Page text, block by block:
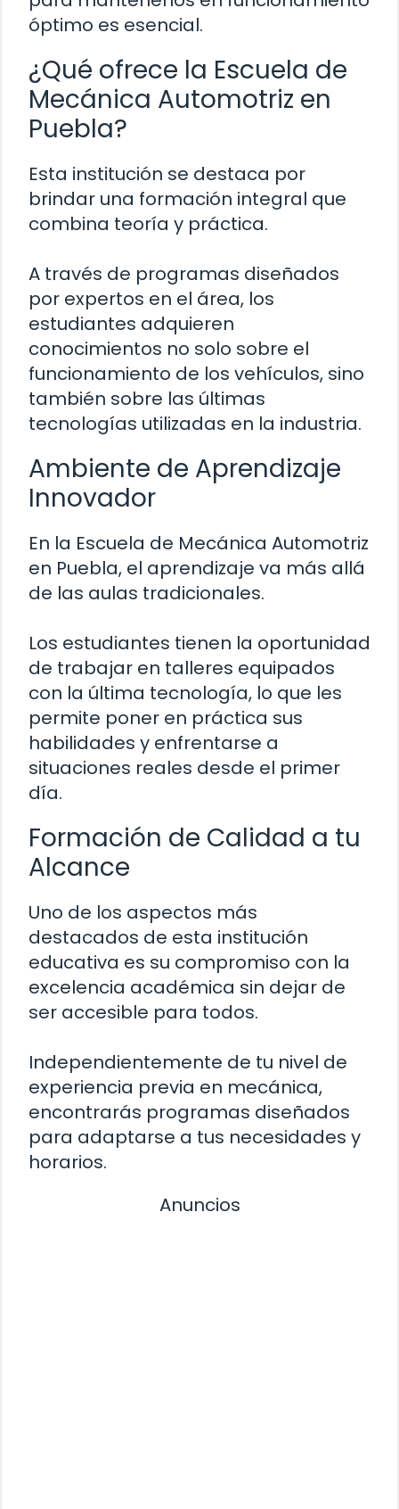
óptimo es esencial.
¿Qué ofrece la Escuela de
Mecánica Automotriz en
Puebla?
Esta institución se destaca por
brindar una formación integral que
combina teoría y práctica.
A través de programas diseñados
por expertos en el área, los
estudiantes adquieren
conocimientos no solo sobre el
funcionamiento de los vehículos, sino
también sobre las últimas
tecnologías utilizadas en la industria.
Ambiente de Aprendizaje
Innovador
En la Escuela de Mecánica Automotriz
en Puebla, el aprendizaje va más allá
de las aulas tradicionales.
Los estudiantes tienen la oportunidad
de trabajar en talleres equipados
con la última tecnología, lo que les
permite poner en práctica sus
habilidades y enfrentarse a
situaciones reales desde el primer
día.
Formación de Calidad a tu
Alcance
Uno de los aspectos más
destacados de esta institución
educativa es su compromiso con la
excelencia académica sin dejar de
ser accesible para todos.
Independientemente de tu nivel de
experiencia previa en mecánica,
encontrarás programas diseñados
para adaptarse a tus necesidades y
horarios.
Anuncios